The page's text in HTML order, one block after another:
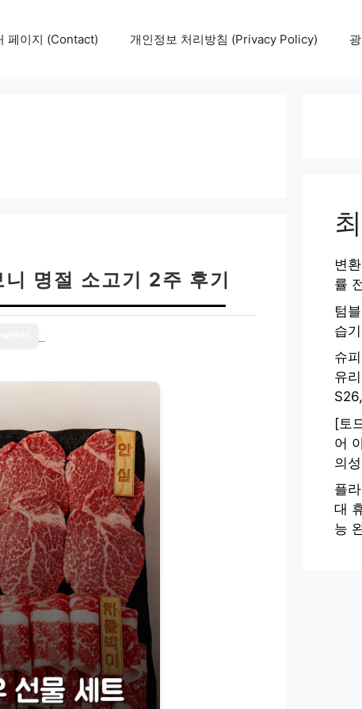
페이지 (Contact) 개인정보 처리방침 (Privacy Policy)
명절 소고기 2주 후기
변
률
텀
습
슈
유
[토
어
의
플
대
능